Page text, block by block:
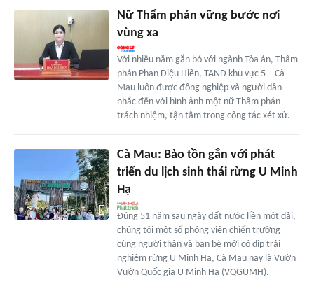
Nữ Thẩm phán vững bước nơi
vùng xa
Với nhiều năm gắn bó với ngành Tòa án, Thẩm
phán Phan Diệu Hiền, TAND khu vực 5 – Cà
Mau luôn được đồng nghiệp và người dân
nhắc đến với hình ảnh một nữ Thẩm phán
trách nhiệm, tận tâm trong công tác xét xử.
Cà Mau: Bảo tồn gắn với phát
triển du lịch sinh thái rừng U Minh
Hạ
Đúng 51 năm sau ngày đất nước liền một dải,
chúng tôi một số phóng viên chiến trường
cùng người thân và bạn bè mới có dịp trải
nghiệm rừng U Minh Hạ, Cà Mau nay là Vườn
Vườn Quốc gia U Minh Hạ (VQGUMH).